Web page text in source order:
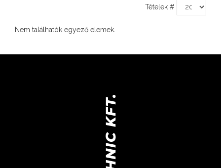
Tételek #
Nem találhatók egyező elemek.